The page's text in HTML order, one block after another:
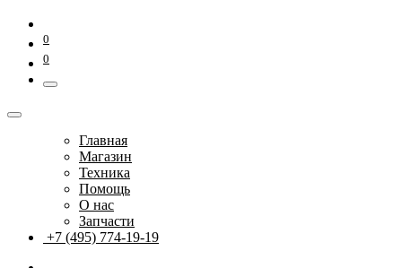
0
0
Главная
Магазин
Техника
Помощь
О нас
Запчасти
+7 (495) 774-19-19